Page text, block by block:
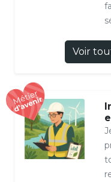
Voir